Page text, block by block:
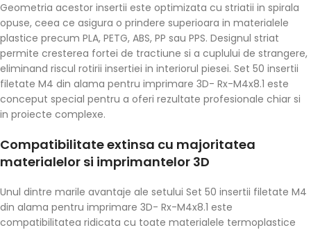
Geometria acestor insertii este optimizata cu striatii in spirala
opuse, ceea ce asigura o prindere superioara in materialele
plastice precum PLA, PETG, ABS, PP sau PPS. Designul striat
permite cresterea fortei de tractiune si a cuplului de strangere,
eliminand riscul rotirii insertiei in interiorul piesei. Set 50 insertii
filetate M4 din alama pentru imprimare 3D- Rx-M4x8.1 este
conceput special pentru a oferi rezultate profesionale chiar si
in proiecte complexe.
Compatibilitate extinsa cu majoritatea
materialelor si imprimantelor 3D
Unul dintre marile avantaje ale setului Set 50 insertii filetate M4
din alama pentru imprimare 3D- Rx-M4x8.1 este
compatibilitatea ridicata cu toate materialele termoplastice